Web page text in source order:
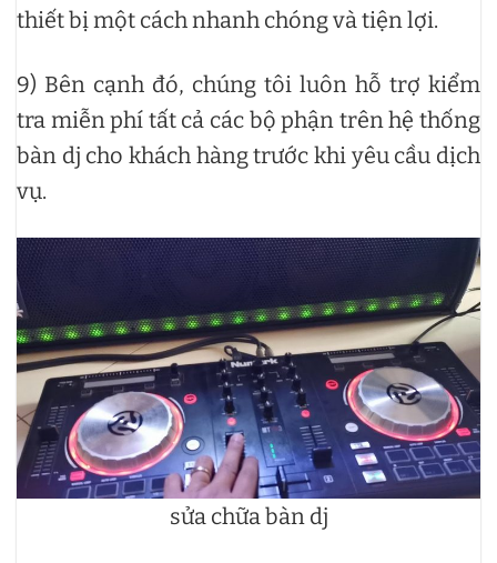
thiết bị một cách nhanh chóng và tiện lợi.
9) Bên cạnh đó, chúng tôi luôn hỗ trợ kiểm
tra miễn phí tất cả các bộ phận trên hệ thống
bàn dj cho khách hàng trước khi yêu cầu dịch
vụ.
sửa chữa bàn dj